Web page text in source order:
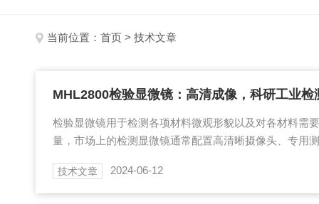
当前位置： 首页 > 技术文章
MHL2800检验显微镜：高清成像，科研工业检
检验显微镜用于检测各项材料微观形貌以及对各材料需
量，市场上的检测显微镜通常配置高清晰摄像头、专用
的焊接缺陷的检定等。图为明慧偏光显微镜MHPL3200
验显微镜主要用途和应用领域有以下几种。1.观测和测
技术文章 2024-06-12